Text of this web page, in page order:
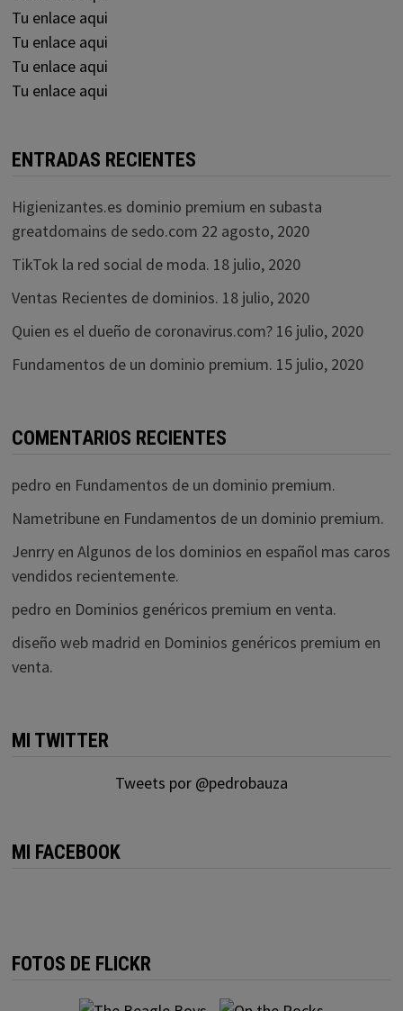
Tu enlace aqui
Tu enlace aqui
Tu enlace aqui
Tu enlace aqui
ENTRADAS RECIENTES
Higienizantes.es dominio premium en subasta
greatdomains de sedo.com 22 agosto, 2020
TikTok la red social de moda. 18 julio, 2020
Ventas Recientes de dominios. 18 julio, 2020
Quien es el dueño de coronavirus.com? 16 julio, 2020
Fundamentos de un dominio premium. 15 julio, 2020
COMENTARIOS RECIENTES
pedro en Fundamentos de un dominio premium.
Nametribuneen Fundamentos de un dominio premium.
Jenrryen Algunos de los dominios en español mas caros
vendidos recientemente.
pedro en Dominios genéricos premium en venta.
diseño web madrid en Dominios genéricos premium en
venta.
MI TWITTER
Tweets por @pedrobauza
MI FACEBOOK
FOTOS DE FLICKR